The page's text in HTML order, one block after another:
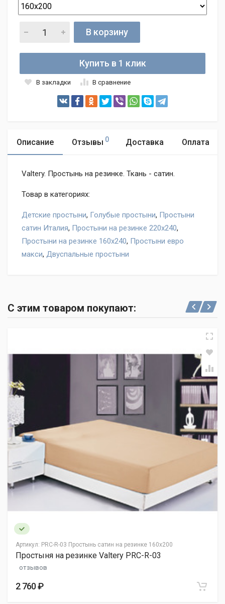
В корзину
Купить в 1 клик
В закладки В сравнение
Описание Отзывы 0 Доставка Оплата
Valtery. Простынь на резинке. Ткань - сатин.
Товар в категориях:
Детские простыни, Голубые простыни, Простыни
сатин Италия, Простыни на резинке 220х240,
Простыни на резинке 160х240, Простыни евро
макси, Двуспальные простыни
Подробная информация в разделе"Оплата"
возврата"
Отзыв
Фото
Я согласен на
Опубликовать отзыв
С этим товаром покупают:
Артикул: PRC-R-03 Простынь сатин на резинке 160x200
Простыня на резинке Valtery PRC-R-03
отзывов
2 760 ₽